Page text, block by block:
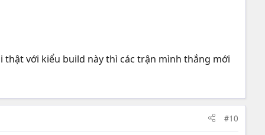
với kiểu build này thì các trận mình thắng mới
#10